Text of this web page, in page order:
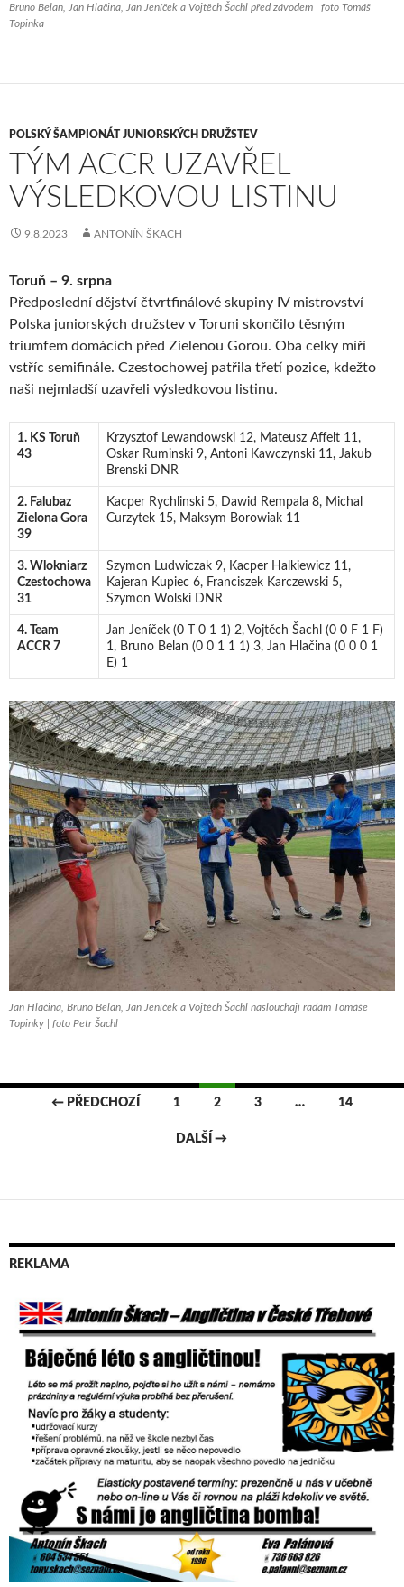
Bruno Belan, Jan Hlačina, Jan Jeníček a Vojtěch Šachl před závodem | foto Tomáš
Topinka
POLSKÝ ŠAMPIONÁT JUNIORSKÝCH DRUŽSTEV
TÝM ACCR UZAVŘEL
VÝSLEDKOVOU LISTINU
9.8.2023 ANTONÍN ŠKACH
Toruň – 9. srpna
Předposlední dějství čtvrtfinálové skupiny IV mistrovství
Polska juniorských družstev v Toruni skončilo těsným
triumfem domácích před Zielenou Gorou. Oba celky míří
vstříc semifinále. Czestochowej patřila třetí pozice, kdežto
naši nejmladší uzavřeli výsledkovou listinu.
1. KS Toruň
43
Krzysztof Lewandowski 12, Mateusz Affelt 11,
Oskar Ruminski 9, Antoni Kawczynski 11, Jakub
Brenski DNR
2. Falubaz
Zielona Gora
39
Kacper Rychlinski 5, Dawid Rempala 8, Michal
Curzytek 15, Maksym Borowiak 11
3. Wlokniarz
Czestochowa
31
Szymon Ludwiczak 9, Kacper Halkiewicz 11,
Kajeran Kupiec 6, Franciszek Karczewski 5,
Szymon Wolski DNR
4. Team
ACCR 7
Jan Jeníček (0 T 0 1 1) 2, Vojtěch Šachl (0 0 F 1 F)
1, Bruno Belan (0 0 1 1 1) 3, Jan Hlačina (0 0 0 1
E) 1
Jan Hlačina, Bruno Belan, Jan Jeníček a Vojtěch Šachl naslouchají radám Tomáše
Topinky | foto Petr Šachl
příspěvky
← PŘEDCHOZÍ 1 2 3 … 14
DALŠÍ →
REKLAMA